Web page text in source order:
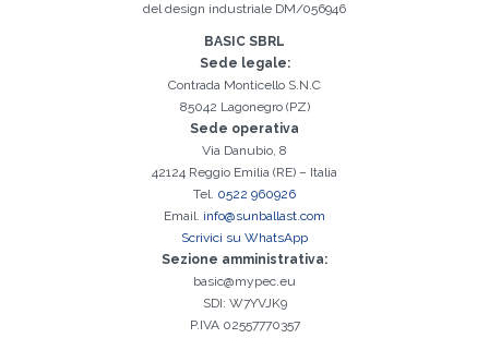
del design industriale DM/056946
BASIC SBRL
Sede legale:
Contrada Monticello S.N.C
85042 Lagonegro (PZ)
Sede operativa
Via Danubio, 8
42124 Reggio Emilia (RE) – Italia
Tel. 0522 960926
Email. info@sunballast.com
Scrivici su WhatsApp
Sezione amministrativa:
basic@mypec.eu
SDI: W7YVJK9
P.IVA 02557770357